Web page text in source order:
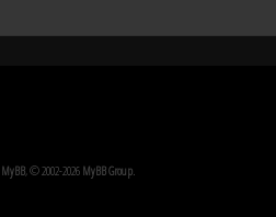
MyBB, © 2002-2026 MyBB Group.